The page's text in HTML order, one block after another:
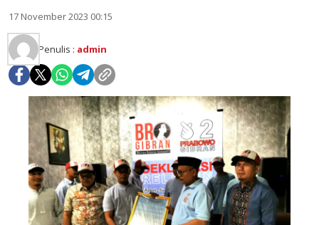
17 November 2023 00:15
Penulis : admin